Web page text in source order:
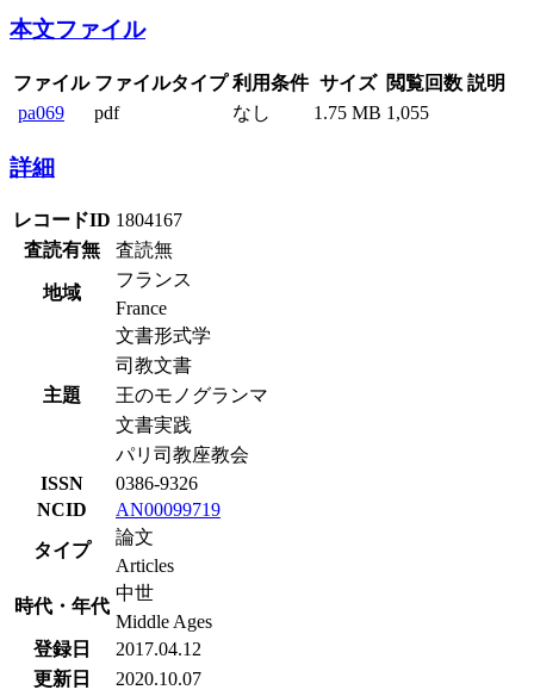
本文ファイル
ファイル ファイルタイプ 利用条件 サイズ 閲覧回数 説明
pa069
pdf なし 1.75 MB 1,055
詳細
レコードID 1804167
査読有無
査読無
地域
フランス
France
主題
文書形式学
司教文書
王のモノグランマ
文書実践
パリ司教座教会
ISSN
0386-9326
NCID
AN00099719
タイプ
論文
Articles
時代・年代
中世
Middle Ages
登録日
2017.04.12
更新日
2020.10.07